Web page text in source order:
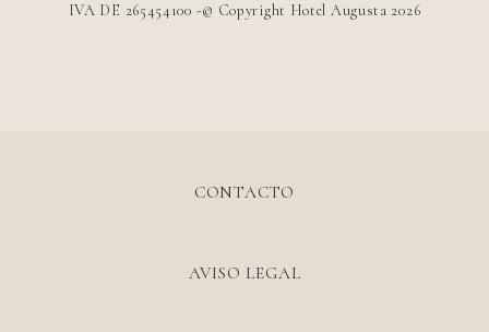
IVA DE 265454100 -© Copyright Hotel Augusta 2026
CONTACTO
AVISO LEGAL